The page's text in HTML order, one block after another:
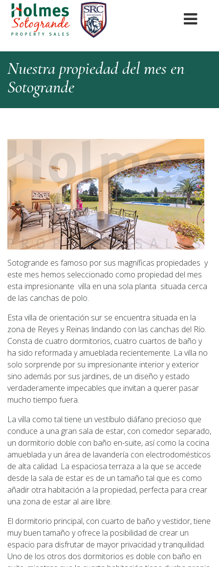
Nuestra propiedad del mes en
Sotogrande
Sotogrande es famoso por sus magníficas propiedades y
este mes hemos seleccionado como propiedad del mes
esta impresionante villa en una sola planta situada cerca
de las canchas de polo.
Esta villa de orientación sur se encuentra situada en la
zona de Reyes y Reinas lindando con las canchas del Río.
Consta de cuatro dormitorios, cuatro cuartos de baño y
ha sido reformada y amueblada recientemente. La villa no
solo sorprende por su impresionante interior y exterior
sino además por sus jardines, de un diseño y estado
verdaderamente impecables que invitan a querer pasar
mucho tiempo fuera.
La villa como tal tiene un vestíbulo diáfano precioso que
conduce a una gran sala de estar, con comedor separado,
un dormitorio doble con baño en-suite, así como la cocina
amueblada y un área de lavandería con electrodomésticos
de alta calidad. La espaciosa terraza a la que se accede
desde la sala de estar es de un tamaño tal que es como
añadir otra habitación a la propiedad, perfecta para crear
una zona de estar al aire libre.
El dormitorio principal, con cuarto de baño y vestidor, tiene
muy buen tamaño y ofrece la posibilidad de crear un
espacio para disfrutar de mayor privacidad y tranquilidad.
Uno de los otros dos dormitorios es doble con baño en